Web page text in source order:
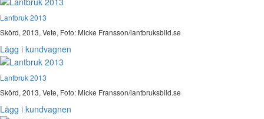
Lantbruk 2013
Skörd, 2013, Vete, Foto: Micke Fransson/lantbruksbild.se
Lägg i kundvagnen
Lantbruk 2013
Skörd, 2013, Vete, Foto: Micke Fransson/lantbruksbild.se
Lägg i kundvagnen